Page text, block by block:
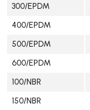
300/EPDM
400/EPDM
500/EPDM
600/EPDM
100/NBR
150/NBR